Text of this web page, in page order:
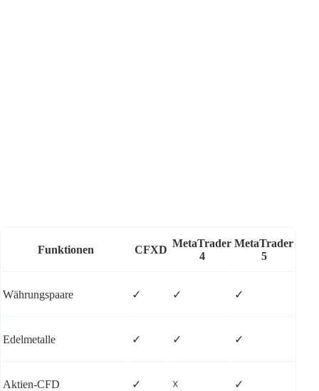
Funktionen CFXD
MetaTrader
4
MetaTrader
5
Währungspaare ✓ ✓ ✓
Edelmetalle ✓ ✓ ✓
Aktien-CFD ✓ ☓ ✓